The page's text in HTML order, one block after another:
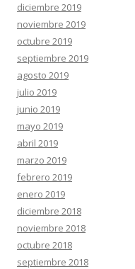
diciembre 2019
noviembre 2019
octubre 2019
septiembre 2019
agosto 2019
julio 2019
junio 2019
mayo 2019
abril 2019
marzo 2019
febrero 2019
enero 2019
diciembre 2018
noviembre 2018
octubre 2018
septiembre 2018